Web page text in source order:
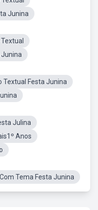
Junina
Junina
Textual Festa Junina
Julina
Anos
Tema Festa Junina